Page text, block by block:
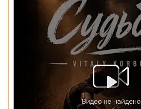
Видео не найдено